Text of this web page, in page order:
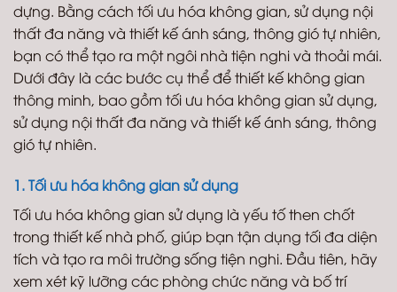
dựng. Bằng cách tối ưu hóa không gian, sử dụng nội
thất đa năng và thiết kế ánh sáng, thông gió tự nhiên,
bạn có thể tạo ra một ngôi nhà tiện nghi và thoải mái.
Dưới đây là các bước cụ thể để thiết kế không gian
thông minh, bao gồm tối ưu hóa không gian sử dụng,
sử dụng nội thất đa năng và thiết kế ánh sáng, thông
gió tự nhiên.
1. Tối ưu hóa không gian sử dụng
Tối ưu hóa không gian sử dụng là yếu tố then chốt
trong thiết kế nhà phố, giúp bạn tận dụng tối đa diện
tích và tạo ra môi trường sống tiện nghi. Đầu tiên, hãy
xem xét kỹ lưỡng các phòng chức năng và bố trí